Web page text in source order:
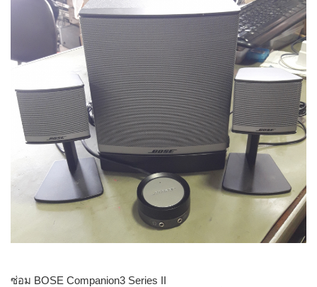
ซ่อม BOSE Companion3 Series II